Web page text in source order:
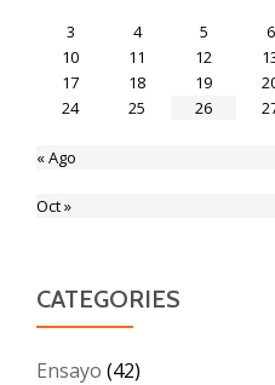
3
4 5 6
10
11 12
17
18 19
24
25 26
« Ago
Oct »
CATEGORIES
Ensayo (42)